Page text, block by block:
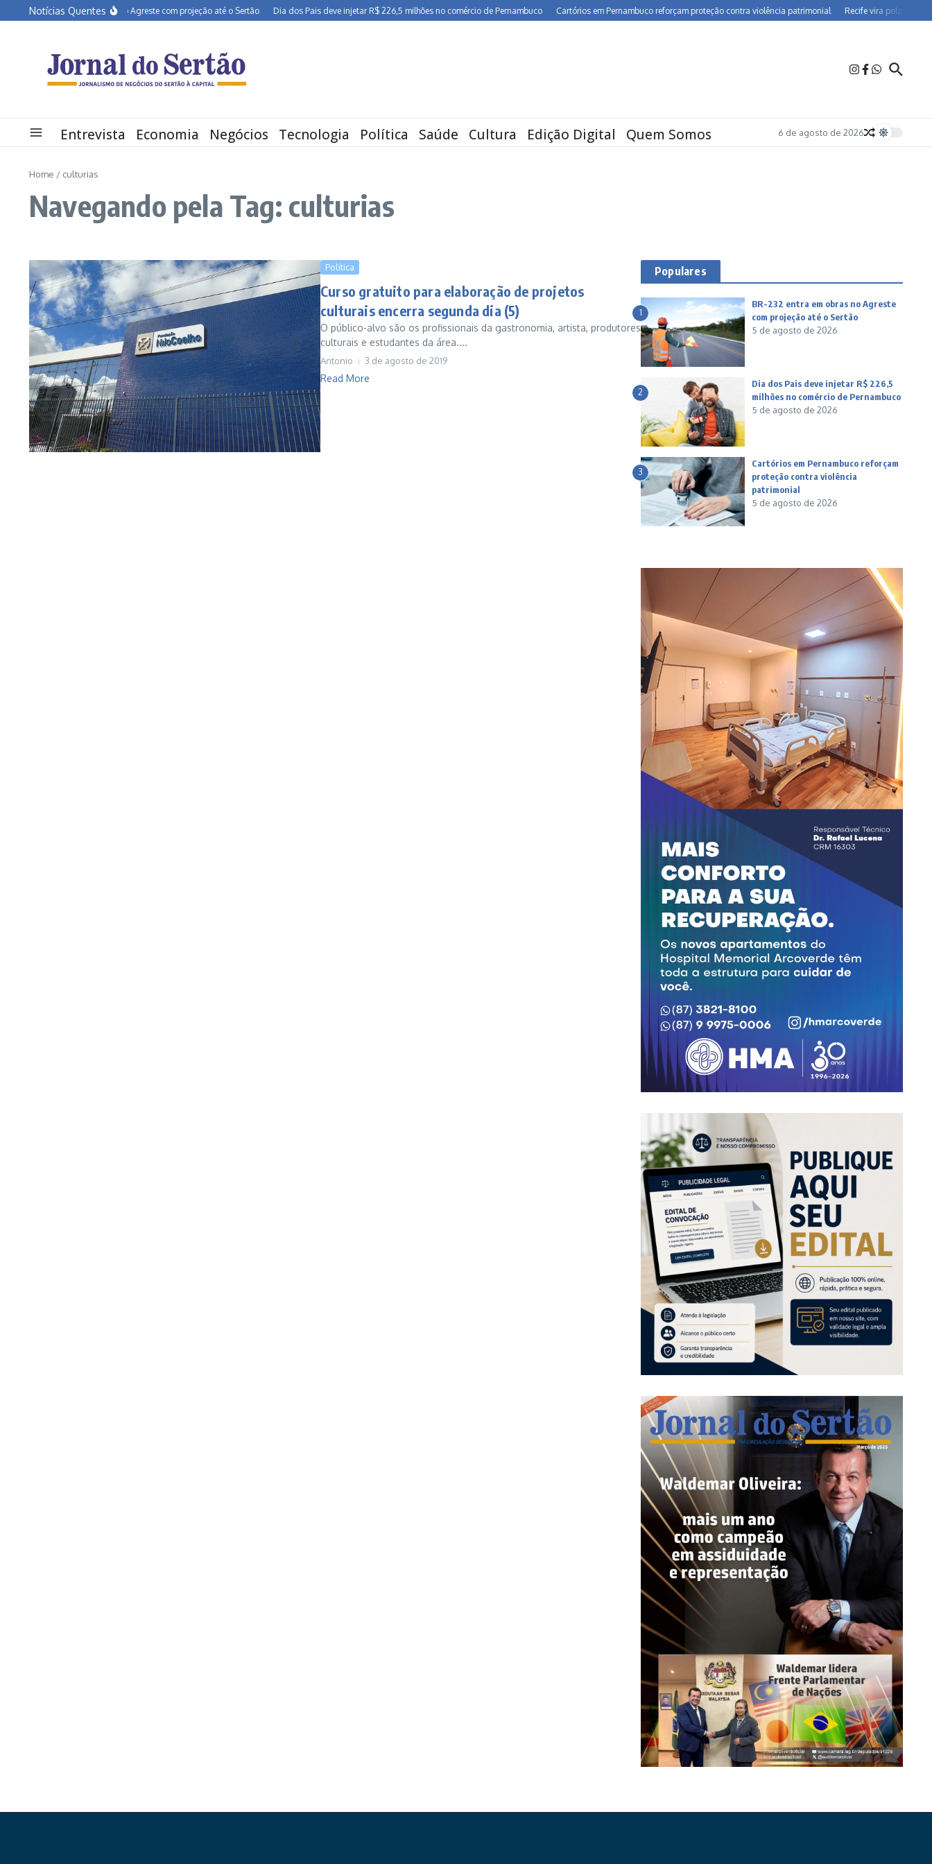
Ir para o conteúdo
Notícias Quentes
BR-232 entra em obras no Agreste com projeção até o Sertão Dia dos Pais deve injetar R$ 226,5 milhões no comércio de Pernambuco Cartórios em Pernambuco reforçam proteção contra violência patrimonial Recife vira polo de
Entrevista Economia Negócios Tecnologia Política Saúde Cultura Edição Digital Quem Somos 6 de agosto de 2026
Home / culturias
Navegando pela Tag: culturias
Política
Curso gratuito para elaboração de projetos
culturais encerra segunda dia (5)
O público-alvo são os profissionais da gastronomia, artista, produtores
culturais e estudantes da área....
Antonio 3 de agosto de 2019
Read More
Populares
1
BR-232 entra em obras no Agreste
com projeção até o Sertão
5 de agosto de 2026
2
Dia dos Pais deve injetar R$ 226,5
milhões no comércio de Pernambuco
5 de agosto de 2026
3
Cartórios em Pernambuco reforçam
proteção contra violência
patrimonial
5 de agosto de 2026